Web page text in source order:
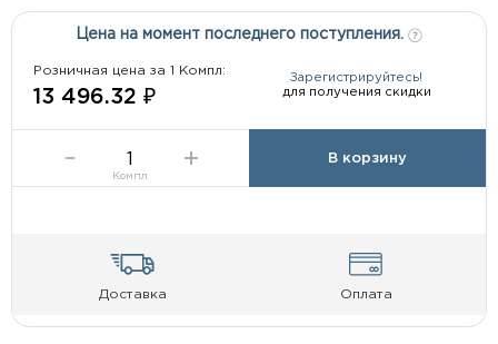
Цена на момент последнего поступления.
Розничная цена за 1 Компл:
13 496.32 ₽
Зарегистрируйтесь!
для получения скидки
Компл
В корзину
Доставка Оплата